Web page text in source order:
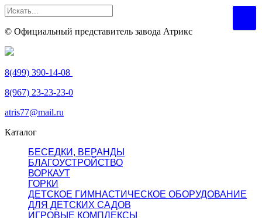
© Официальный представитель завода Атрикс
8(499) 390-14-08
8(967) 23-23-23-0
atris77@mail.ru
Каталог
БЕСЕДКИ, ВЕРАНДЫ
БЛАГОУСТРОЙСТВО
ВОРКАУТ
ГОРКИ
ДЕТСКОЕ ГИМНАСТИЧЕСКОЕ ОБОРУДОВАНИЕ
ДЛЯ ДЕТСКИХ САДОВ
ИГРОВЫЕ КОМПЛЕКСЫ